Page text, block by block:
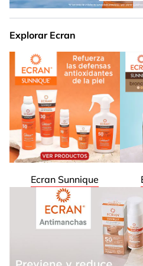
Explorar Ecran
Ecran Sunnique